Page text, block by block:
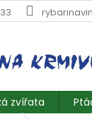
zvířata